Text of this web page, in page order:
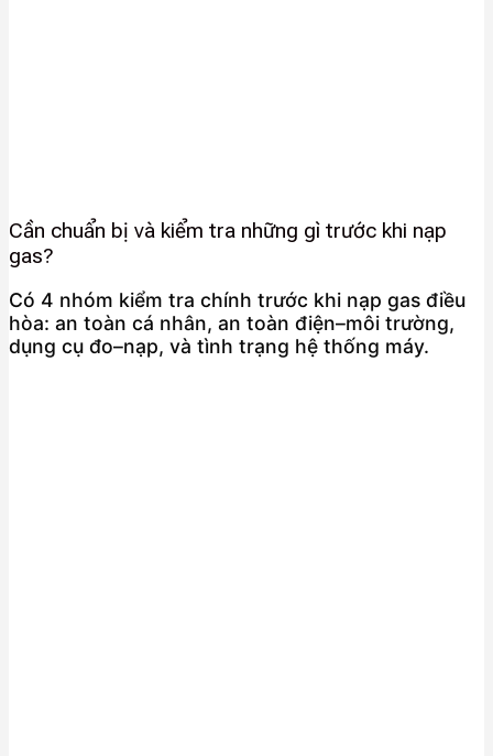
Cần chuẩn bị và kiểm tra những gì trước khi nạp
gas?
Có 4 nhóm kiểm tra chính trước khi nạp gas điều
hòa: an toàn cá nhân, an toàn điện–môi trường,
dụng cụ đo–nạp, và tình trạng hệ thống máy.